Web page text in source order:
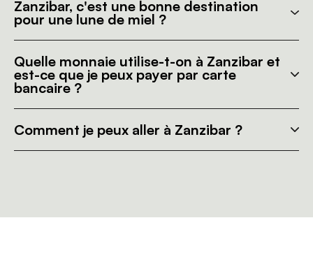
Zanzibar, c'est une bonne destination
pour une lune de miel ?
Quelle monnaie utilise-t-on à Zanzibar et
est-ce que je peux payer par carte
bancaire ?
Comment je peux aller à Zanzibar ?